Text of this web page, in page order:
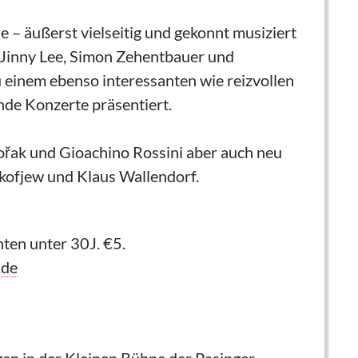
– äußerst vielseitig und gekonnt musiziert
Lee, Simon Zehentbauer und
ebenso interessanten wie reizvollen
Konzerte präsentiert.
und Gioachino Rossini aber auch neu
und Klaus Wallendorf.
unter 30J. €5.